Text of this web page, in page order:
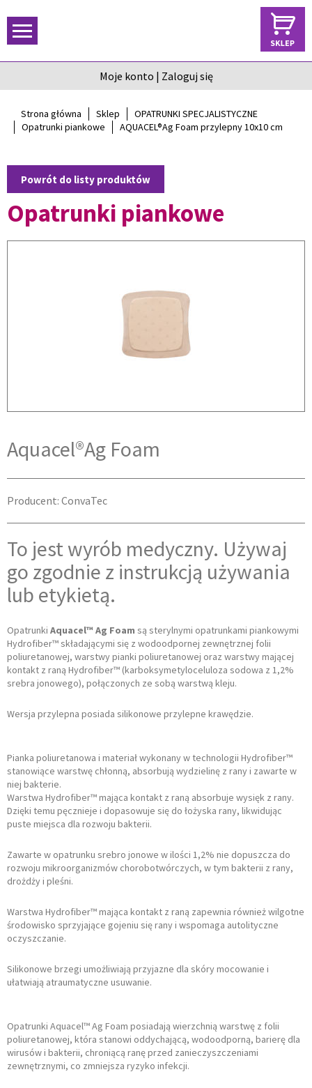
Moje konto | Zaloguj się
Strona główna Sklep
OPATRUNKI SPECJALISTYCZNE
Opatrunki piankowe
AQUACEL®Ag Foam przylepny 10x10 cm
Powrót do listy produktów
Opatrunki piankowe
Aquacel®Ag Foam
Producent: ConvaTec
To jest wyrób medyczny. Używaj
go zgodnie z instrukcją używania
lub etykietą.
Opatrunki Aquacel™ Ag Foam są sterylnymi opatrunkami piankowymi
Hydrofiber™ składającymi się z wodoodpornej zewnętrznej folii
poliuretanowej, warstwy pianki poliuretanowej oraz warstwy mającej
kontakt z raną Hydrofiber™ (karboksymetyloceluloza sodowa z 1,2%
srebra jonowego), połączonych ze sobą warstwą kleju.
Wersja przylepna posiada silikonowe przylepne krawędzie.
Pianka poliuretanowa i materiał wykonany w technologii Hydrofiber™
stanowiące warstwę chłonną, absorbują wydzielinę z rany i zawarte w
niej bakterie.
Warstwa Hydrofiber™ mająca kontakt z raną absorbuje wysięk z rany.
Dzięki temu pęcznieje i dopasowuje się do łożyska rany, likwidując
puste miejsca dla rozwoju bakterii.
Zawarte w opatrunku srebro jonowe w ilości 1,2% nie dopuszcza do
rozwoju mikroorganizmów chorobotwórczych, w tym bakterii z rany,
drożdży i pleśni.
Warstwa Hydrofiber™ mająca kontakt z raną zapewnia również wilgotne
środowisko sprzyjające gojeniu się rany i wspomaga autolityczne
oczyszczanie.
Silikonowe brzegi umożliwiają przyjazne dla skóry mocowanie i
ułatwiają atraumatyczne usuwanie.
Opatrunki Aquacel™ Ag Foam posiadają wierzchnią warstwę z folii
poliuretanowej, która stanowi oddychającą, wodoodporną, barierę dla
wirusów i bakterii, chroniącą ranę przed zanieczyszczeniami
zewnętrznymi, co zmniejsza ryzyko infekcji.